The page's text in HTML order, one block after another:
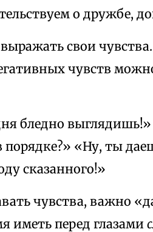
о дружбе,
свои
чувств
бледно
порядке?» «Ну, ты
сказанного!»
чувства, важно
иметь перед глазами